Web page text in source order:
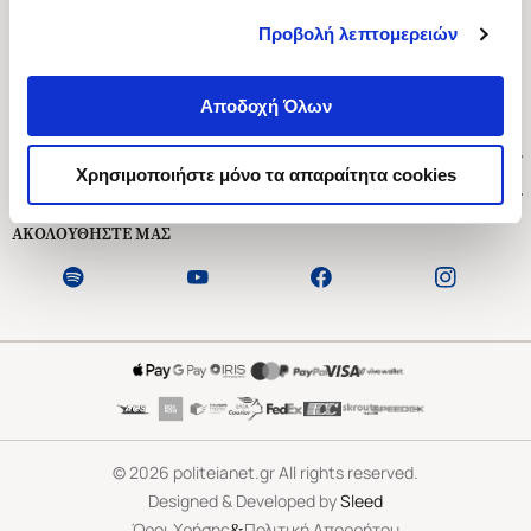
Προβολή λεπτομερειών
Αποδοχή Όλων
Χρησιμοποιήστε μόνο τα απαραίτητα cookies
Ασκληπιού 1-3, Αθήνα 106 79
Δευτέρα - Παρασκευή 09:00-21:00
Εξυπηρέτηση Πελατών
ΑΚΟΛΟΥΘΗΣΤΕ ΜΑΣ
©2026 politeianet.gr All rights reserved.
Designed & Developed bySleed